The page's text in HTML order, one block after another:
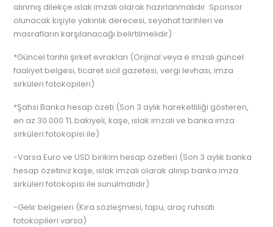
alınmış dilekçe ıslak imzalı olarak hazırlanmalıdır. Sponsor
olunacak kişiyle yakınlık derecesi, seyahat tarihleri ve
masrafların karşılanacağı belirtilmelidir)
*Güncel tarihli şirket evrakları (Orijinal veya e imzalı güncel
faaliyet belgesi, ticaret sicil gazetesi, vergi levhası, imza
sirküleri fotokopileri)
*Şahsi Banka hesap özeti (Son 3 aylık hareketliliği gösteren,
en az 30.000 TL bakiyeli, kaşe, ıslak imzalı ve banka imza
sirküleri fotokopisi ile)
-Varsa Euro ve USD birikim hesap özetleri (Son 3 aylık banka
hesap özetiniz kaşe, ıslak imzalı olarak alınıp banka imza
sirküleri fotokopisi ile sunulmalıdır)
-Gelir belgeleri (Kira sözleşmesi, tapu, araç ruhsatı
fotokopileri varsa)